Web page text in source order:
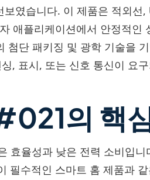
였습니다. 이 제품은 적외선
애플리케이션에서 안정적인
단 패키징 및 광학 기술을
, 표시, 또는 신호 통신이 요
의 핵
효율성과 낮은 전력 소비입
필수적인 스마트 홈 제품과